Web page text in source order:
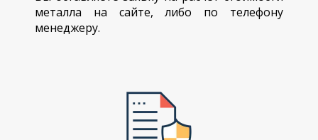
металла на сайте, либо по телефону
менеджеру.